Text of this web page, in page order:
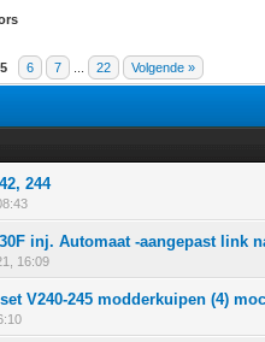
5 6 7 22 Volgende »
244
45
inj. Automaat -aangepast link
16:09
45
V240-245 modderkuipen (4)
45